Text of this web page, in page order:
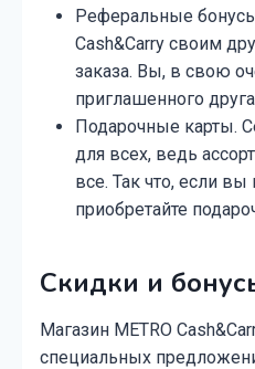
Реферальные
Cash&Carry своим
заказа. Вы, в свою
приглашенного
Подарочные карты.
для всех, ведь
все. Так что, если вы
приобретайте
Скидки и
Магазин METRO
специальных